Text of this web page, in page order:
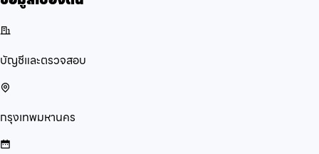
บัญชีและตรวจสอบ
กรุงเทพมหานคร